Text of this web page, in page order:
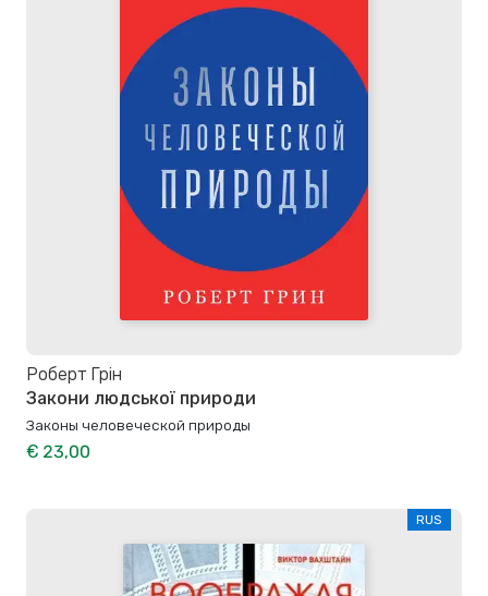
Роберт Грін
Закони людської природи
Законы человеческой природы
€ 23,00
RUS